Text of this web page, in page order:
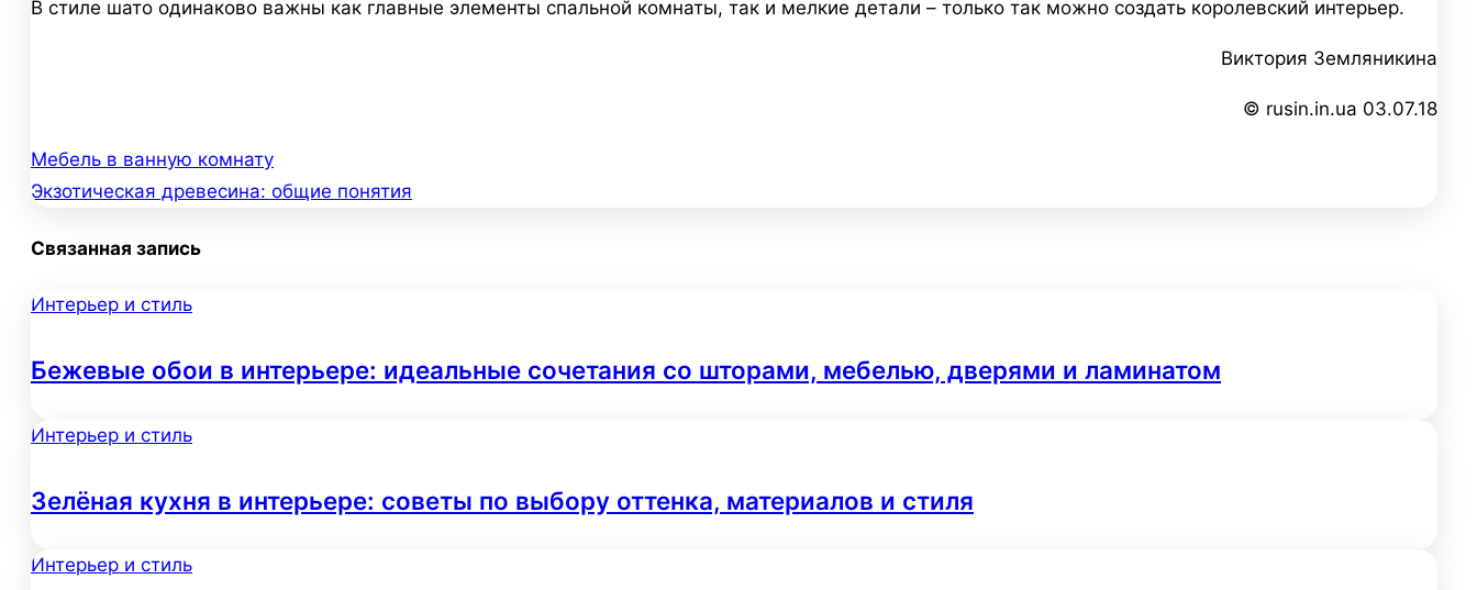
В стиле шато одинаково важны как главные элементы спальной комнаты, так и мелкие детали – только так можно создать королевский интерьер.
Виктория Земляникина
© rusin.in.ua 03.07.18
Навигация
записям
Мебель в ванную комнату
Экзотическая древесина: общие понятия
Связанная запись
Интерьер и стиль
Бежевые обои в интерьере: идеальные сочетания со шторами, мебелью, дверями и ламинатом
Интерьер и стиль
Зелёная кухня в интерьере: советы по выбору оттенка, материалов и стиля
Интерьер и стиль